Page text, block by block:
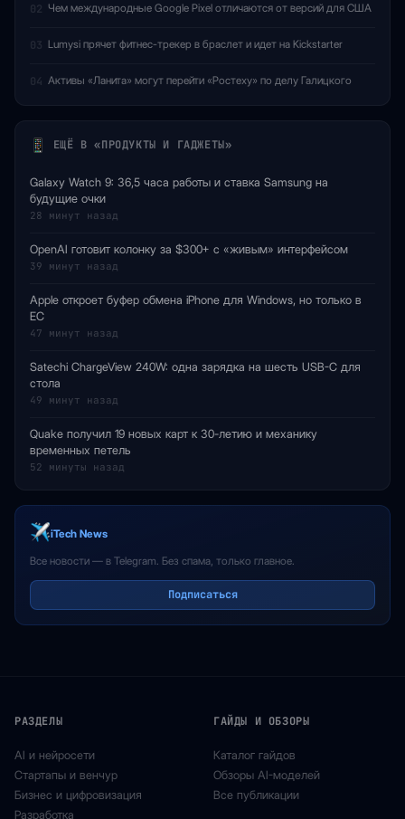
02 Чем международные Google Pixel отличаются от версий для США
03 Lumysi прячет фитнес-трекер в браслет и идет на Kickstarter
04 Активы «Ланита» могут перейти «Ростеху» по делу Галицкого
ЕЩЁ В «ПРОДУКТЫ И ГАДЖЕТЫ»
Galaxy Watch 9: 36,5 часа работы и ставка Samsung на
будущие очки
28 минут назад
OpenAI готовит колонку за $300+ с «живым» интерфейсом
39 минут назад
Apple откроет буфер обмена iPhone для Windows, но только в
ЕС
47 минут назад
Satechi ChargeView 240W: одна зарядка на шесть USB-C для
стола
49 минут назад
Quake получил 19 новых карт к 30-летию и механику
временных петель
52 минуты назад
iTech News
Все новости — в Telegram. Без спама, только главное.
Подписаться
РАЗДЕЛЫ
AI и нейросети
Стартапы и венчур
Бизнес и цифровизация
Разработка
ГАЙДЫ И ОБЗОРЫ
Каталог гайдов
Обзоры AI-моделей
Все публикации